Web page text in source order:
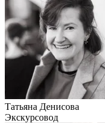
Татьяна Денисова
Экскурсовод